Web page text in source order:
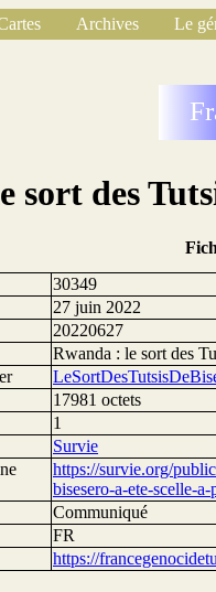
Archives
Le
sort des
30349
27 juin 2022
20220627
Rwanda : le sort des
17981 octets
1
Survie
https://survie.org/
bisesero-a-ete-scelle-a-
Communiqué
FR
https://